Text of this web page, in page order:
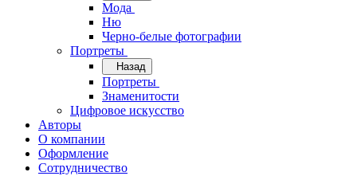
Мода
Ню
Черно-белые фотографии
Портреты
Назад
Портреты
Знаменитости
Цифровое искусство
Авторы
О компании
Оформление
Сотрудничество